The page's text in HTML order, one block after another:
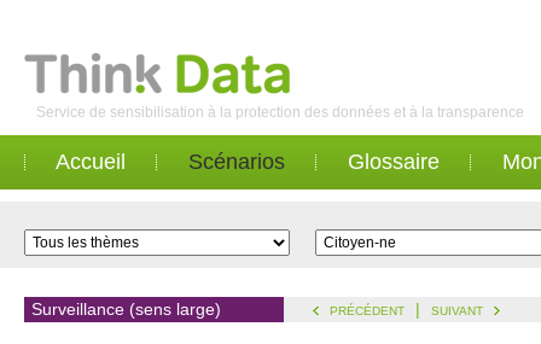
Service de sensibilisation à la protection des données et à la transparence
Accueil Scénarios Glossaire
Surveillance (sens large) PRÉCÉDENT | SUIVANT